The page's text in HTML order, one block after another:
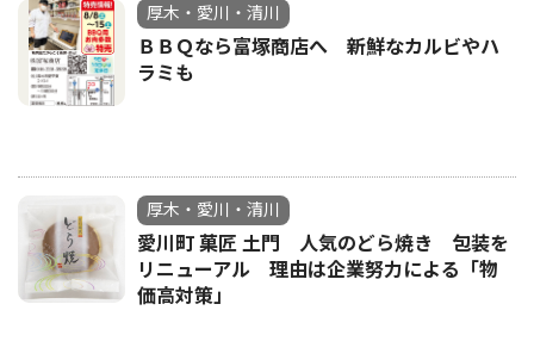
厚木・愛川・清川
ＢＢＱなら富塚商店へ 新鮮なカルビやハ
ラミも
厚木・愛川・清川
愛川町 菓匠 土門 人気のどら焼き 包装を
リニューアル 理由は企業努力による「物
価高対策」